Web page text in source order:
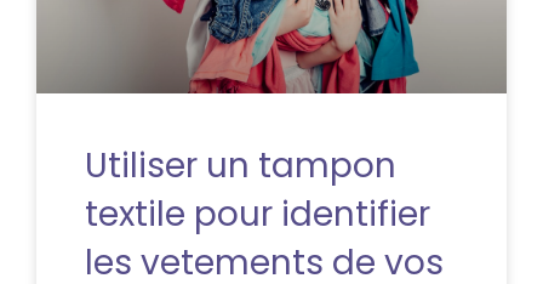
Utiliser un tampon
textile pour identifier
les vetements de vos